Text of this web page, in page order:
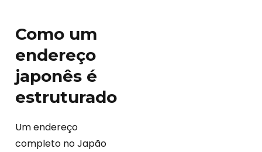
Como um
endereço
japonês é
estruturado
Um endereço
completo no Japão